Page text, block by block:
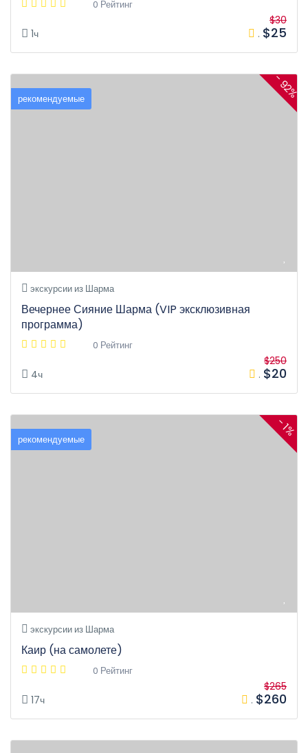
0 Рейтинг
1ч .
$30
$25
рекомендуемые - 92%
экскурсии из Шарма
Вечернее Сияние Шарма (VIP эксклюзивная
программа)
0 Рейтинг
4ч .
$250
$20
рекомендуемые
- 1%
экскурсии из Шарма
Каир (на самолете)
0 Рейтинг
17ч .
$265
$260